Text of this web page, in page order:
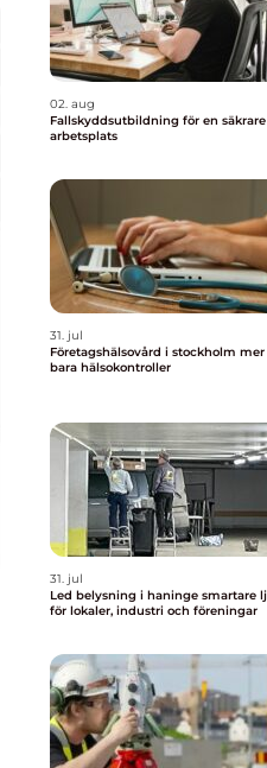
02. aug
Fallskyddsutbildning för en säkrare
arbetsplats
31. jul
Företagshälsovård i stockholm mer än
bara hälsokontroller
31. jul
Led belysning i haninge smartare ljus
för lokaler, industri och föreningar